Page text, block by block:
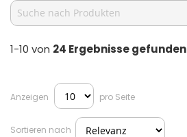
1-10 von 24 Ergebnisse gefunden
Anzeigen pro Seite
Sortieren nach